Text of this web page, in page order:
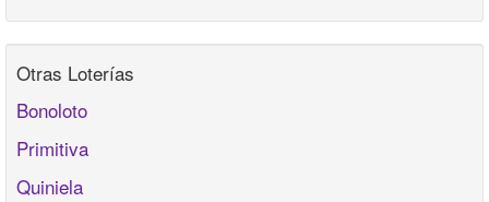
Otras Loterías
Bonoloto
Primitiva
Quiniela